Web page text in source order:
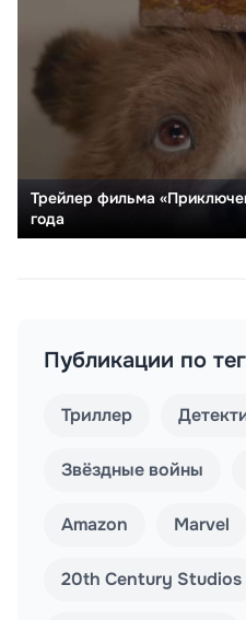
Трейлер фильма
года
Публикации по
Триллер
Звёздные войны
Amazon Marvel
20th Century Studios